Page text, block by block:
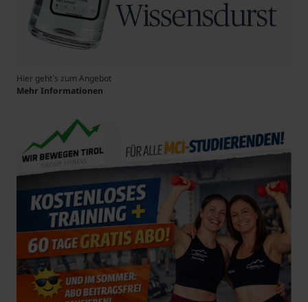
Hier geht´s zum Angebot
Mehr Informationen